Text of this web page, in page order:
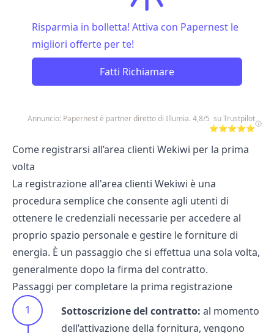
Risparmia in bolletta! Attiva con Papernest le
migliori offerte per te!
Fatti Richiamare
Annuncio: Papernest è partner diretto di Illumia. 4,8/5 su Trustpilot
⭐⭐⭐⭐⭐
Come registrarsi all’area clienti Wekiwi per la prima
volta
La registrazione all'area clienti Wekiwi è una
procedura semplice che consente agli utenti di
ottenere le credenziali necessarie per accedere al
proprio spazio personale e gestire le forniture di
energia. È un passaggio che si effettua una sola volta,
generalmente dopo la firma del contratto.
Passaggi per completare la prima registrazione
Sottoscrizione del contratto: al momento
dell’attivazione della fornitura, vengono